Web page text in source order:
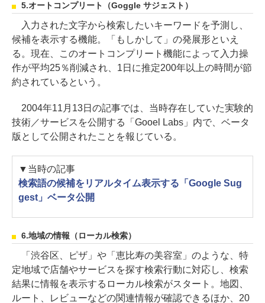
5.オートコンプリート（Goggle サジェスト）
入力された文字から検索したいキーワードを予測し、
候補を表示する機能。「もしかして」の発展形といえ
る。現在、このオートコンプリート機能によって入力操
作が平均25％削減され、1日に推定200年以上の時間が節
約されているという。
2004年11月13日の記事では、当時存在していた実験的
技術／サービスを公開する「Gooel Labs」内で、ベータ
版として公開されたことを報じている。
▼当時の記事
検索語の候補をリアルタイム表示する「Google Sug
gest」ベータ公開
6.地域の情報（ローカル検索）
「渋谷区、ピザ」や「恵比寿の美容室」のような、特
定地域で店舗やサービスを探す検索行動に対応し、検索
結果に情報を表示するローカル検索がスタート。地図、
ルート、レビューなどの関連情報が確認できるほか、20